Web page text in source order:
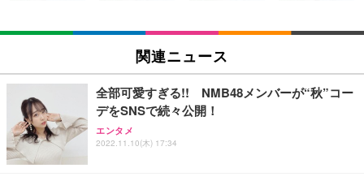
SIHOO B100 オフィスチェア／デスクチェア メッシ
ュチェア 人間工学 疲れない ブラック
￥27,999
Sezlife オフィスチェア デスクチェア 疲れない テレ
ワーク チェア 強化バックレスト 30度ロッキング機
能 人間工学 椅子 腰サポート 90度跳ね上げ式アーム
EIZO ビジネス向けプレミアムモニター | FlexScan
￥109,572
【純正品】27"ゲーミングモニター DualSense 充電
フック付き（CFI-ZDM1J）
Amazonベーシック ペットシーツ 厚型 ワイド 42枚
x2袋(84枚) ホワイト(吸収面:ライトブルー)
￥3,234
ネオ・ルーライフ ネオ・オムツ L 中型犬用 26枚入
り 単品
関連ニュース
全部可愛すぎる!! NMB48メンバーが“秋”コー
デをSNSで続々公開！
エンタメ
2022.11.10(木) 17:34